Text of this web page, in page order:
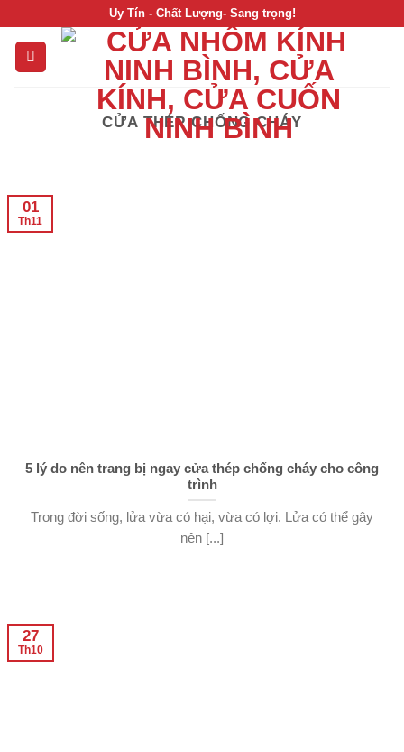
content
Uy Tín - Chất Lượng- Sang trọng!
CỬA THÉP CHỐNG CHÁY
5 lý do nên trang bị ngay cửa thép chống cháy cho công
trình
Trong đời sống, lửa vừa có hại, vừa có lợi. Lửa có thể gây
nên [...]
01
Th11
27
Th10